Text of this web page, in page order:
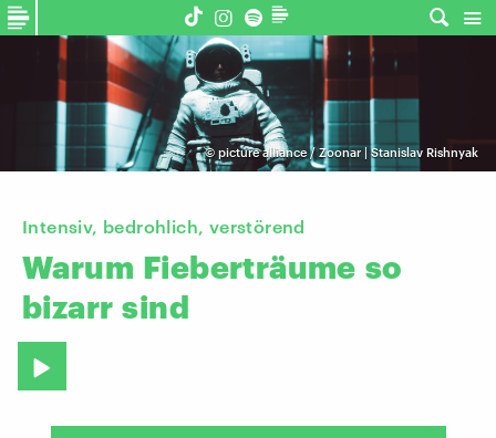
© picture alliance / Zoonar | Stanislav Rishnyak
Intensiv, bedrohlich, verstörend
Warum Fieberträume so
bizarr sind